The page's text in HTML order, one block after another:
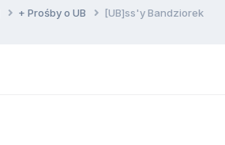
+ Prośby o UB [UB]ss'y Bandziorek